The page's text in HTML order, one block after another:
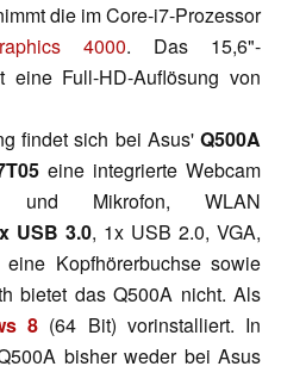
die im Core-i7-Prozessor
4000. Das 15,6"-
eine Full-HD-Auflösung von
findet sich bei Asus' Q500A
eine integrierte Webcam
und Mikrofon, WLAN
USB 3.0, 1x USB 2.0, VGA,
Kopfhörerbuchse sowie
bietet das Q500A nicht. Als
8 (64 Bit) vorinstalliert. In
bisher weder bei Asus